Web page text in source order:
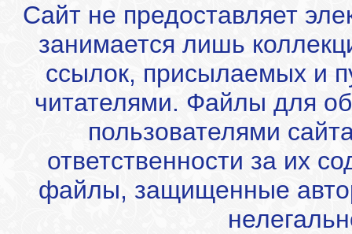
Сайт не предоставляет
занимается лишь
ссылок, присылаемых и
читателями. Файлы для
пользователями
ответственности за их
файлы, защищенные